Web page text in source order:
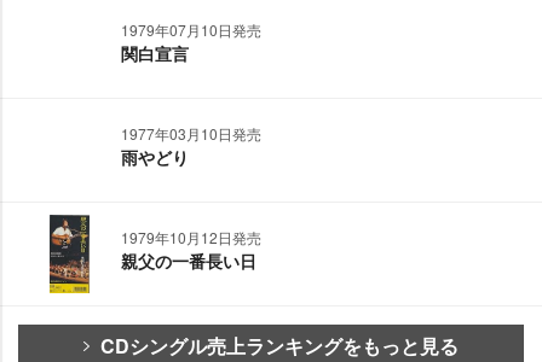
1979年07月10日発売
関白宣言
1977年03月10日発売
雨やどり
1979年10月12日発売
親父の一番長い日
CDシングル売上ランキングをもっと見る